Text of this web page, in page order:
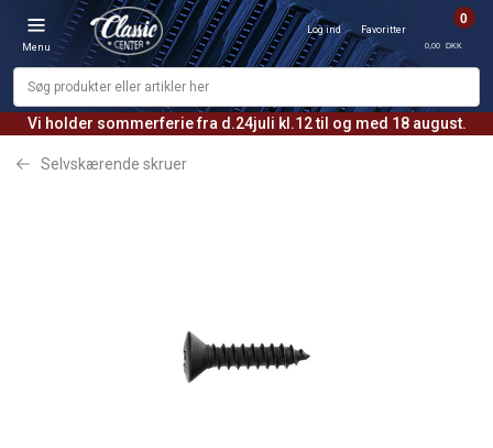
Vi holder sommerferie fra d.24juli kl.12 til og med 18 august.
Menu
Log ind Favoritter
0
0,00 DKK
Selvskærende skruer